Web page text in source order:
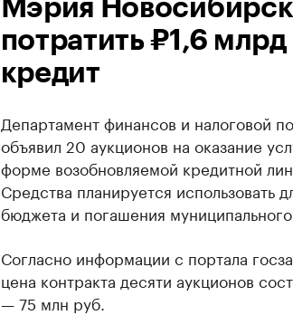
Мэрия
потратить ₽1,6
кредит
Департамент финансов и налоговой
объявил 20 аукционов на оказание
форме возобновляемой кредитной
Средства планируется использовать
бюджета и погашения муниципального
Согласно информации с портала
цена контракта десяти аукционов
— 75 млн руб.